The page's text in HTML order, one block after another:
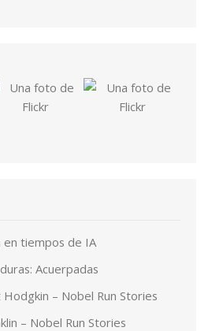
en tiempos de IA
Acuerpadas
– Nobel Run Stories
– Nobel Run Stories